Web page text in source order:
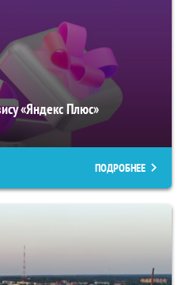
«Яндекс Плюс»
ПОДРОБНЕЕ